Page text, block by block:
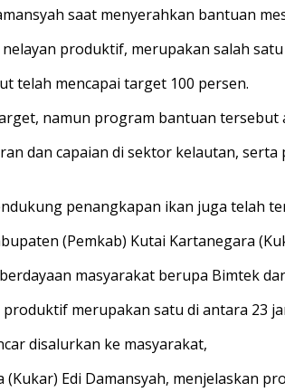
saat menyerahkan bantuan
produktif, merupakan salah
telah mencapai target 100 persen.
namun program bantuan
dan capaian di sektor kelautan,
penangkapan ikan juga telah
(Pemkab) Kutai Kartanegara
masyarakat berupa Bimtek
merupakan satu di antara 23
disalurkan ke masyarakat,
(Kukar) Edi Damansyah, menjelaskan